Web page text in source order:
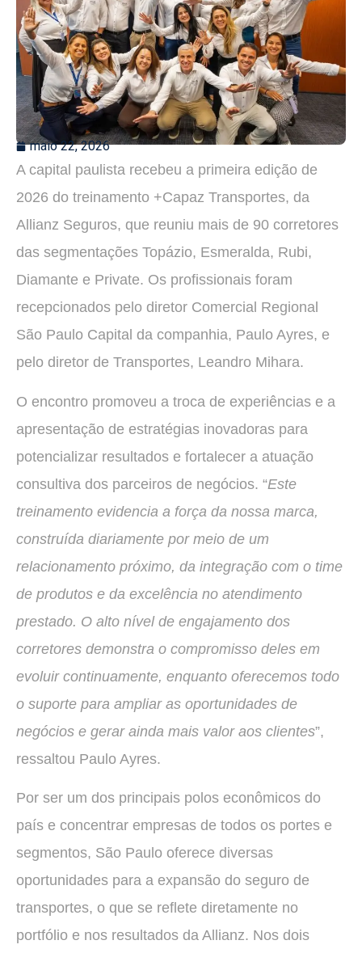
maio 22, 2026
A capital paulista recebeu a primeira edição de
2026 do treinamento +Capaz Transportes, da
Allianz Seguros, que reuniu mais de 90 corretores
das segmentações Topázio, Esmeralda, Rubi,
Diamante e Private. Os profissionais foram
recepcionados pelo diretor Comercial Regional
São Paulo Capital da companhia, Paulo Ayres, e
pelo diretor de Transportes, Leandro Mihara.
O encontro promoveu a troca de experiências e a
apresentação de estratégias inovadoras para
potencializar resultados e fortalecer a atuação
consultiva dos parceiros de negócios. “Este
treinamento evidencia a força da nossa marca,
construída diariamente por meio de um
relacionamento próximo, da integração com o time
de produtos e da excelência no atendimento
prestado. O alto nível de engajamento dos
corretores demonstra o compromisso deles em
evoluir continuamente, enquanto oferecemos todo
o suporte para ampliar as oportunidades de
negócios e gerar ainda mais valor aos clientes”,
ressaltou Paulo Ayres.
Por ser um dos principais polos econômicos do
país e concentrar empresas de todos os portes e
segmentos, São Paulo oferece diversas
oportunidades para a expansão do seguro de
transportes, o que se reflete diretamente no
portfólio e nos resultados da Allianz. Nos dois